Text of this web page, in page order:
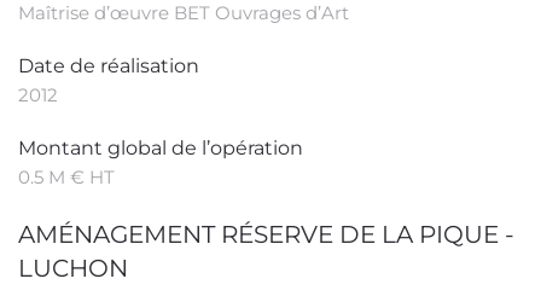
Maîtrise d’œuvre BET Ouvrages d’Art
Date de réalisation
2012
Montant global de l’opération
0.5 M € HT
AMÉNAGEMENT RÉSERVE DE LA PIQUE -
LUCHON